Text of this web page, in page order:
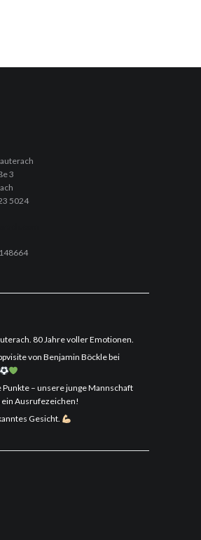
3
5024
80 Jahre voller Emotionen.
von Benjamin Böckle bei
– unsere junge Mannschaft
Ausrufezeichen!
Gesicht.